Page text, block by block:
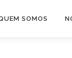
SOMOS